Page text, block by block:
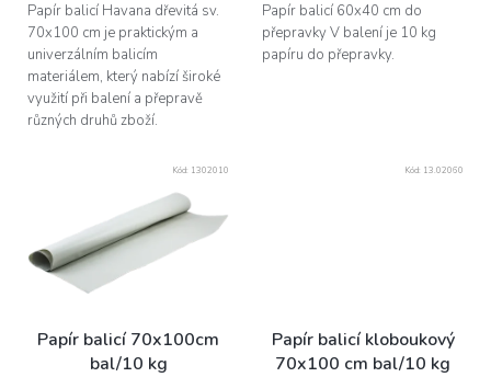
Papír balicí Havana dřevitá sv.
70x100 cm je praktickým a
univerzálním balicím
materiálem, který nabízí široké
využití při balení a přepravě
různých druhů zboží.
Papír balicí 60x40 cm do
přepravky V balení je 10 kg
papíru do přepravky.
Papír balicí 70x100cm
bal/10 kg
Kód: 1302010
Papír balicí kloboukový
70x100 cm bal/10 kg
Kód: 13.02060